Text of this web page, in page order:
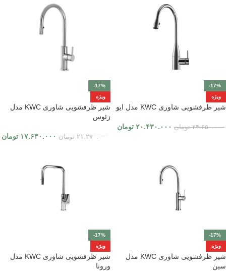
-17%
ویژه
شیر ظرفشویی شاوری KWC مدل ایو
۲۴.۶۵۰.۰۰۰ تومان ۲۰.۴۳۰.۰۰۰ تومان
-17%
ویژه
شیر ظرفشویی شاوری KWC مدل
زئوس
۲۱.۲۷۰.۰۰۰ تومان ۱۷.۶۳۰.۰۰۰ تومان
-17%
ویژه
شیر ظرفشویی شاوری KWC مدل
سین
-17%
ویژه
شیر ظرفشویی شاوری KWC مدل
ورونا